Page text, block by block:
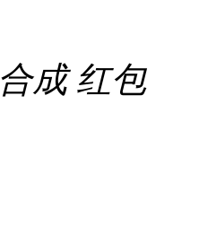
合成 红包